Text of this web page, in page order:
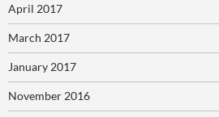
April 2017
March 2017
January 2017
November 2016